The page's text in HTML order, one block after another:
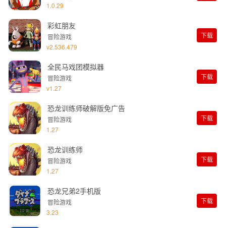
1.0.29
彩虹朋友
冒险游戏
v2.536.479
下载
全民马戏团模拟器
冒险游戏
v1.27
下载
恐龙训练师破解版免广告
冒险游戏
1.27
下载
恐龙训练师
冒险游戏
1.27
下载
恐龙兄弟2手机版
冒险游戏
3.23
下载